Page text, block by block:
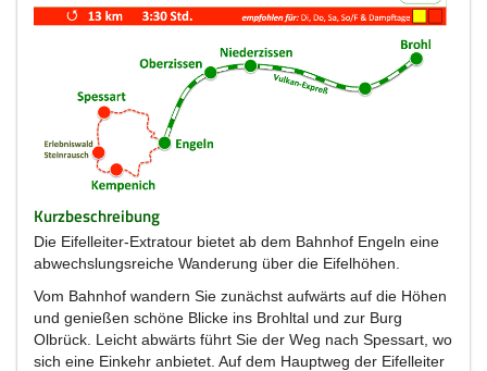
Kurzbeschreibung
Die Eifelleiter-Extratour bietet ab dem Bahnhof Engeln eine
abwechslungsreiche Wanderung über die Eifelhöhen.
Vom Bahnhof wandern Sie zunächst aufwärts auf die Höhen
und genießen schöne Blicke ins Brohltal und zur Burg
Olbrück. Leicht abwärts führt Sie der Weg nach Spessart, wo
sich eine Einkehr anbietet. Auf dem Hauptweg der Eifelleiter